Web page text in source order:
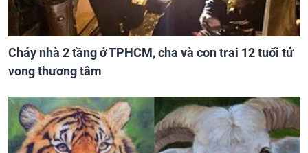
Cháy nhà 2 tầng ở TPHCM, cha và con trai 12 tuổi tử
vong thương tâm